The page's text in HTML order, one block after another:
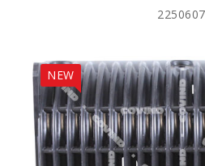
2250607
NEW